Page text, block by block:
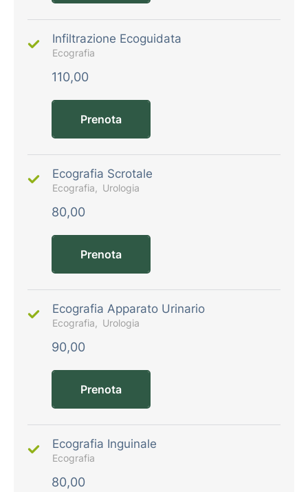
Infiltrazione Ecoguidata
Ecografia
110,00
Prenota
Ecografia Scrotale
Ecografia Urologia
80,00
Prenota
Ecografia Apparato Urinario
Ecografia Urologia
90,00
Prenota
Ecografia Inguinale
Ecografia
80,00